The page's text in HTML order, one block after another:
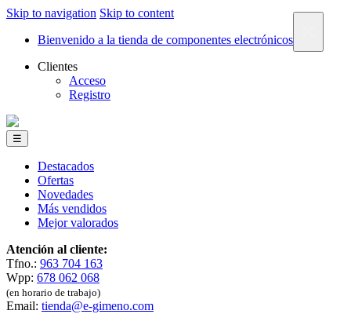
Skip to navigation Skip to content
Bienvenido a la tienda de componentes electrónicos
Clientes
Acceso
Registro
☰
Destacados
Ofertas
Novedades
Más vendidos
Mejor valorados
Atención al cliente:
Tfno.: 963 704 163
Wpp: 678 062 068
(en horario de trabajo)
Email: tienda@e-gimeno.com